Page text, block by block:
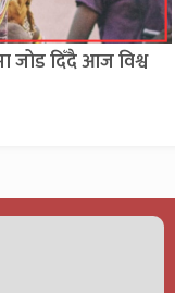
जोड दिँदै आज विश्व